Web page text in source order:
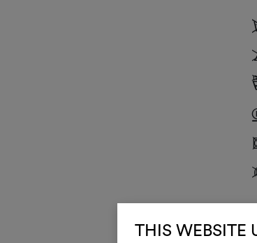
THIS WEBSITE